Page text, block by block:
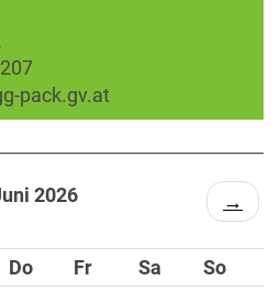
pack.gv.at
2026 →
Do Fr Sa So